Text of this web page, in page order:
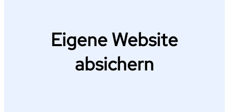
Eigene Website
absichern